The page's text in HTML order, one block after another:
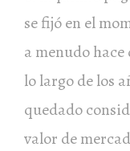
se fijó en el
a menudo
lo largo de los
quedado
valor de